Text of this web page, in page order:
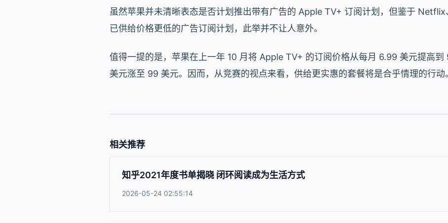
虽然苹果并未清晰表态是否计划推出带有广告的 Apple TV+ 订阅计划，但鉴于
已供给价格更低的广告订阅计划，此举并不让人意外。
值得一提的是，苹果在上一年 10 月将 Apple TV+ 的订阅价格从每月 6.99 美元提高
美元涨至 99 美元。因而，从竞赛的视点来看，供给更实惠的套餐将是合乎情理的行动
相关推荐
知乎2021年度书单揭晓 闭环阅读成为生活方式
2026-05-24 02:55:14